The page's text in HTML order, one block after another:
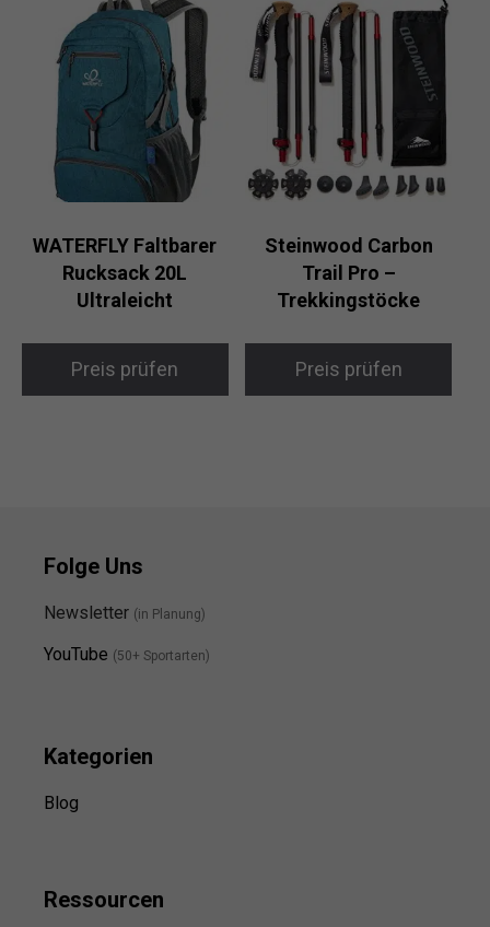
WATERFLY Faltbarer
Rucksack 20L
Ultraleicht
Preis prüfen
Steinwood Carbon
Trail Pro –
Trekkingstöcke
Preis prüfen
Folge Uns
Newsletter (in Planung)
YouTube (50+ Sportarten)
Kategorien
Blog
Ressourcen